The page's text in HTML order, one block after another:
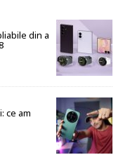
din a
ce am